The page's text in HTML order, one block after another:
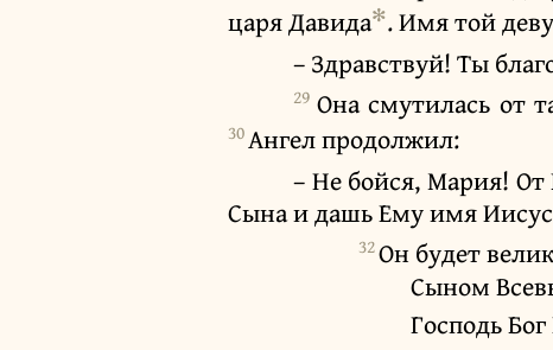
царя Давида✻. Имя той
– Здравствуй! Ты
29 Она смутилась от
30Ангел продолжил:
– Не бойся, Мария! От
Сына и дашь Ему имя
32Он будет
Сыном
Господь